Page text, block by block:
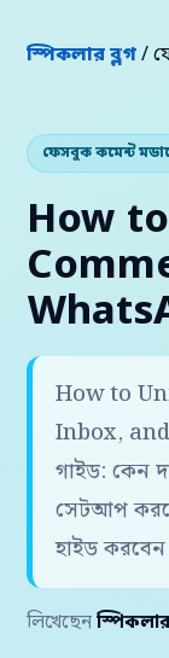
স্পিকলার ব্লগ/
ফেসবুক কমেন্ট
How
How to
Inbox, and
গাইড: কেন
সেটআপ
হাইড
লিখেছেন